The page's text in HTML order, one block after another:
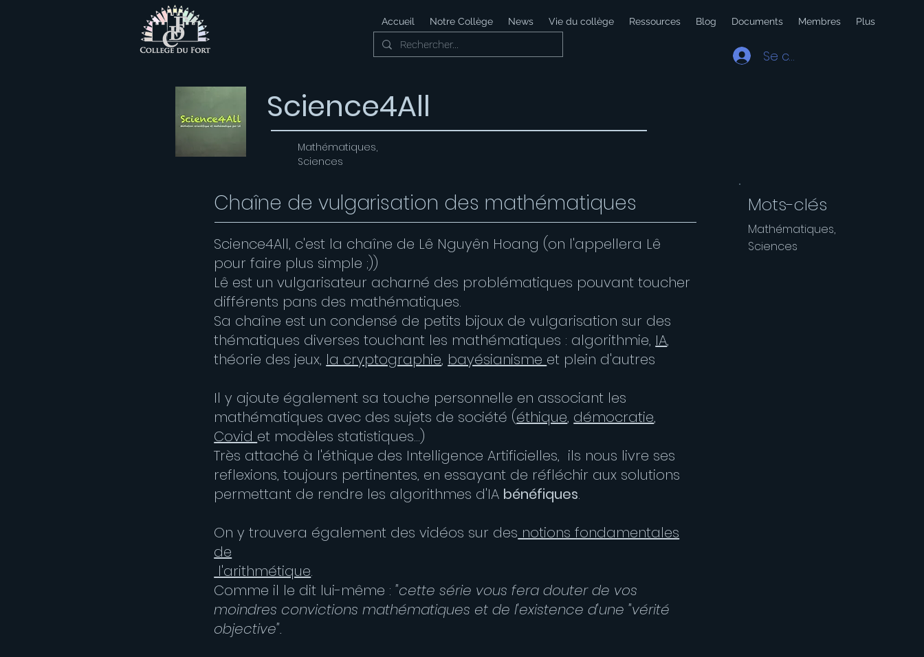
Accueil Notre Collège News Vie du collège Ressources Blog Documents Membres Plus
Se connecter
Science4All
Mathématiques,
Sciences
Chaîne de vulgarisation des mathématiques
Science4All, c'est la chaîne de Lê Nguyên Hoang (on l'appellera Lê
pour faire plus simple ;))
Lê est un vulgarisateur acharné des problématiques pouvant toucher
différents pans des mathématiques.
Sa chaîne est un condensé de petits bijoux de vulgarisation sur des
thématiques diverses touchant les mathématiques : algorithmie, IA,
théorie des jeux, la cryptographie, bayésianisme et plein d'autres
Il y ajoute également sa touche personnelle en associant les
mathématiques avec des sujets de société (éthique, démocratie,
Covid et modèles statistiques...)
Très attaché à l'éthique des Intelligence Artificielles, ils nous livre ses
reflexions, toujours pertinentes, en essayant de réfléchir aux solutions
permettant de rendre les algorithmes d'IA bénéfiques.
On y trouvera également des vidéos sur des notions fondamentales
de
l'arithmétique.
Comme il le dit lui-même :"cette série vous fera douter de vos
moindres convictions mathématiques et de l'existence d'une "vérité
objective".
Mots-clés
Mathématiques,
Sciences